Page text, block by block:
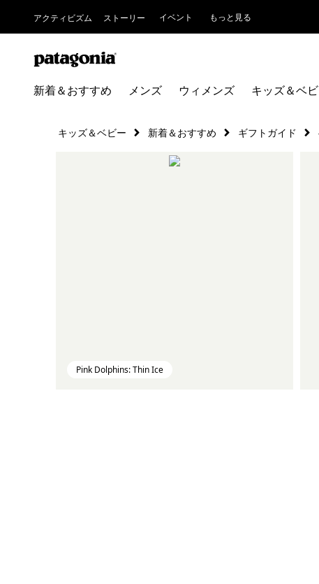
アクティビズム ストーリー イベント もっと見る
新着＆おすすめ メンズ ウィメンズ キッズ＆ベ
キッズ＆ベビー 新着＆おすすめ ギフトガイド
Pink Dolphins: Thin Ice